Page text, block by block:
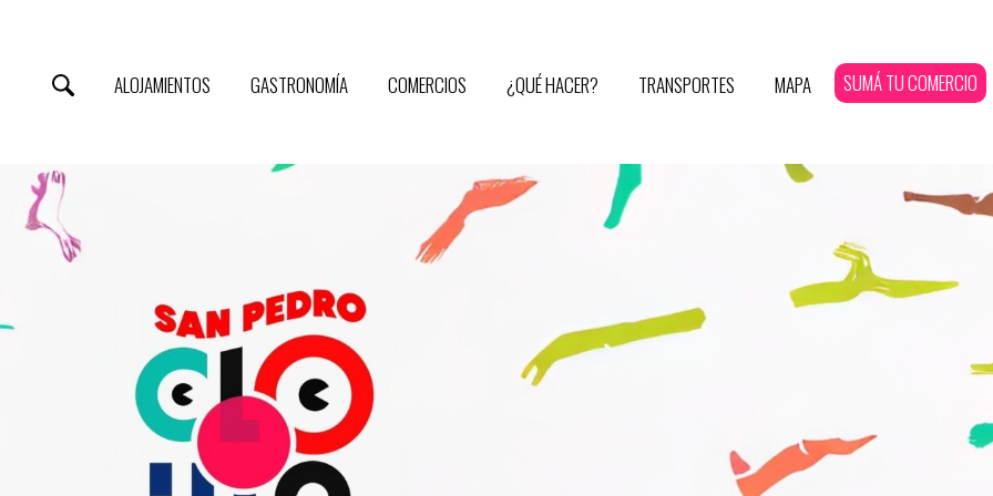
ALOJAMIENTOS GASTRONOMÍA COMERCIOS ¿QUÉ HACER? TRANSPORTES MAPA SUMÁ TU COMERCIO